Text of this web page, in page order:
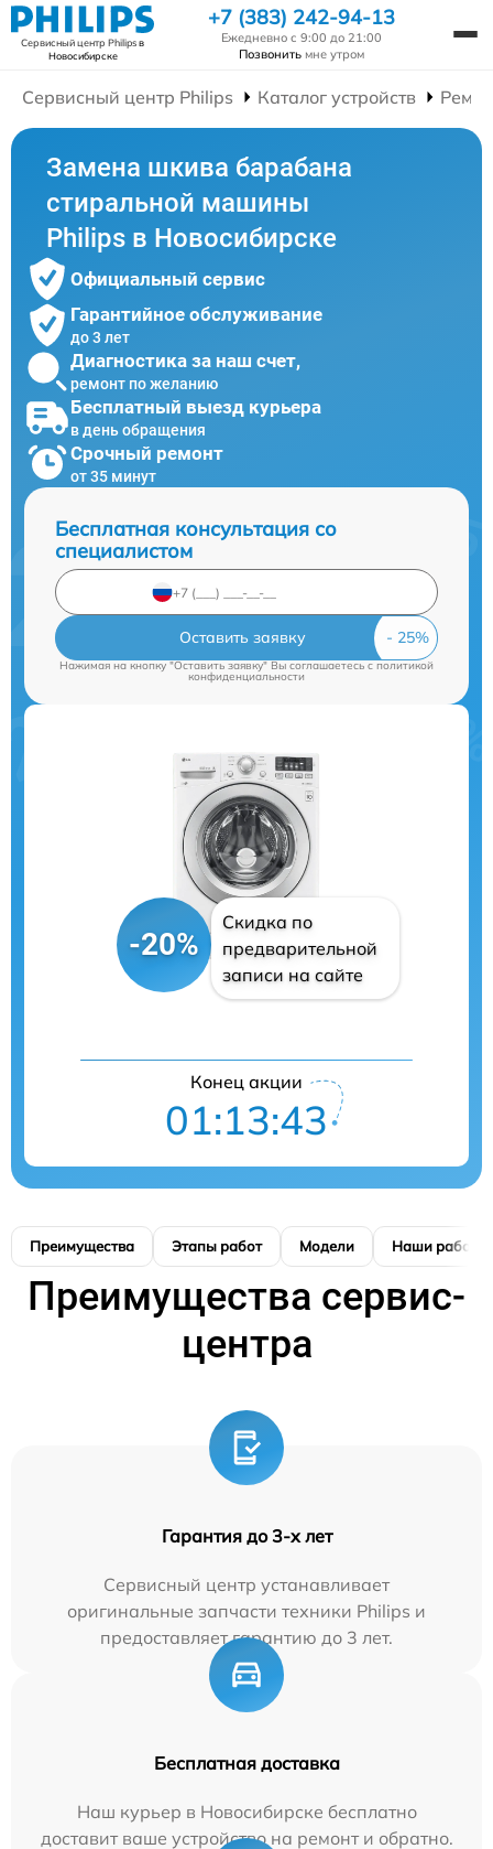
Сервисный центр Philipsв
Новосибирске
+7 (383) 242-94-13
Ежедневно с 9:00 до 21:00
Позвонить мне утром
Сервисный центр Philips Каталог устройств
Замена шкива барабана
стиральной машины
Philips в Новосибирске
Официальный сервис
Гарантийное обслуживание
до 3 лет
Диагностика за наш счет,
ремонт по желанию
Бесплатный выезд курьера
в день обращения
Срочный ремонт
от 35 минут
Бесплатная консультация со
специалистом
Оставить заявку
Нажимая на кнопку "Оставить заявку" Вы соглашаетесь c политикой
конфиденциальности
-20%
Скидка по
предварительной
записи на сайте
Конец акции
01:13:42
Преимущества Этапы работ Модели Наши работы
Преимущества сервис-
центра
Гарантия до 3-х лет
Сервисный центр устанавливает
оригинальные запчасти техники Philips и
предоставляет гарантию до 3 лет.
Бесплатная доставка
Наш курьер в Новосибирске бесплатно
доставит ваше устройство на ремонт и обратно.